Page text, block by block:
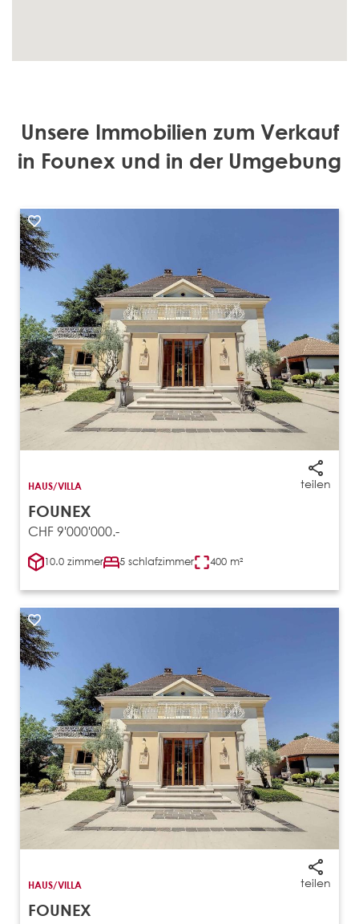
Unsere Immobilien zum Verkauf
in Founex und in der Umgebung
teilen
HAUS/VILLA
FOUNEX
CHF 9'000'000.-
10.0 zimmer 5 schlafzimmer 400 m²
teilen
HAUS/VILLA
FOUNEX